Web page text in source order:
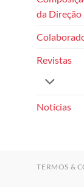
da Direção
Revistas
Notícias
TERMOS &